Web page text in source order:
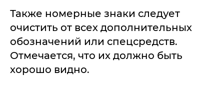
Также номерные знаки следует
очистить от всех дополнительных
обозначений или спецсредств.
Отмечается, что их должно быть
хорошо видно.